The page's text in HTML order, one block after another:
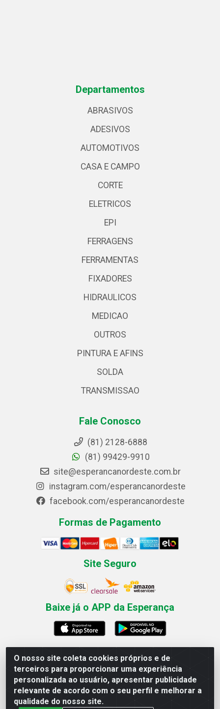
O nosso site coleta cookies próprios e de
terceiros para proporcionar uma experiência
personalizada ao usuário, apresentar publicidade
relevante de acordo com o seu perfil e melhorar a
qualidade do nosso site.
Departamentos
ABRASIVOS
ADESIVOS
AUTOMOTIVOS
CASA E CAMPO
CORTE
ELETRICOS
EPI
FERRAGENS
FERRAMENTAS
FIXADORES
HIDRAULICOS
MEDICAO
OUTROS
PINTURA E AFINS
SOLDA
TRANSMISSAO
Fale Conosco
(81) 2128-6888
(81) 99429-9910
site@esperancanordeste.com.br
instagram.com/esperancanordeste
facebook.com/esperancanordeste
Formas de Pagamento
Site Seguro
Baixe já o APP da Esperança
Esperança Nordeste - Rua Professor Caldas Filho, 291 -
Estância - Recife / PE CEP: 50771-335 - CNPJ
03.666.136/0001-23